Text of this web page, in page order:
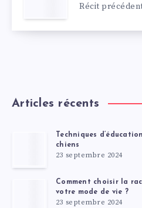
Récit
Articles récents
Techniques
chiens
23 septembre 2024
Comment choisir la
votre mode de vie ?
23 septembre 2024